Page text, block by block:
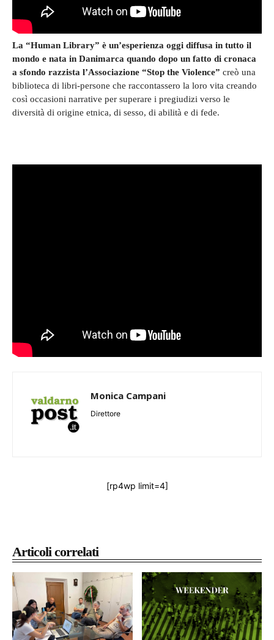
Articoli correlati
La “Human Library” è un’esperienza oggi diffusa in tutto il
mondo e nata in Danimarca quando dopo un fatto di cronaca
a sfondo razzista l’Associazione “Stop the Violence” creò una
biblioteca di libri-persone che raccontassero la loro vita creando
così occasioni narrative per superare i pregiudizi verso le
diversità di origine etnica, di sesso, di abilità e di fede.
Monica Campani
Direttore
[rp4wp limit=4]